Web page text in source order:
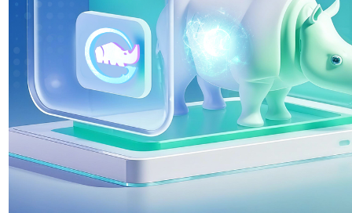
管理深度融合的消费
级应用。